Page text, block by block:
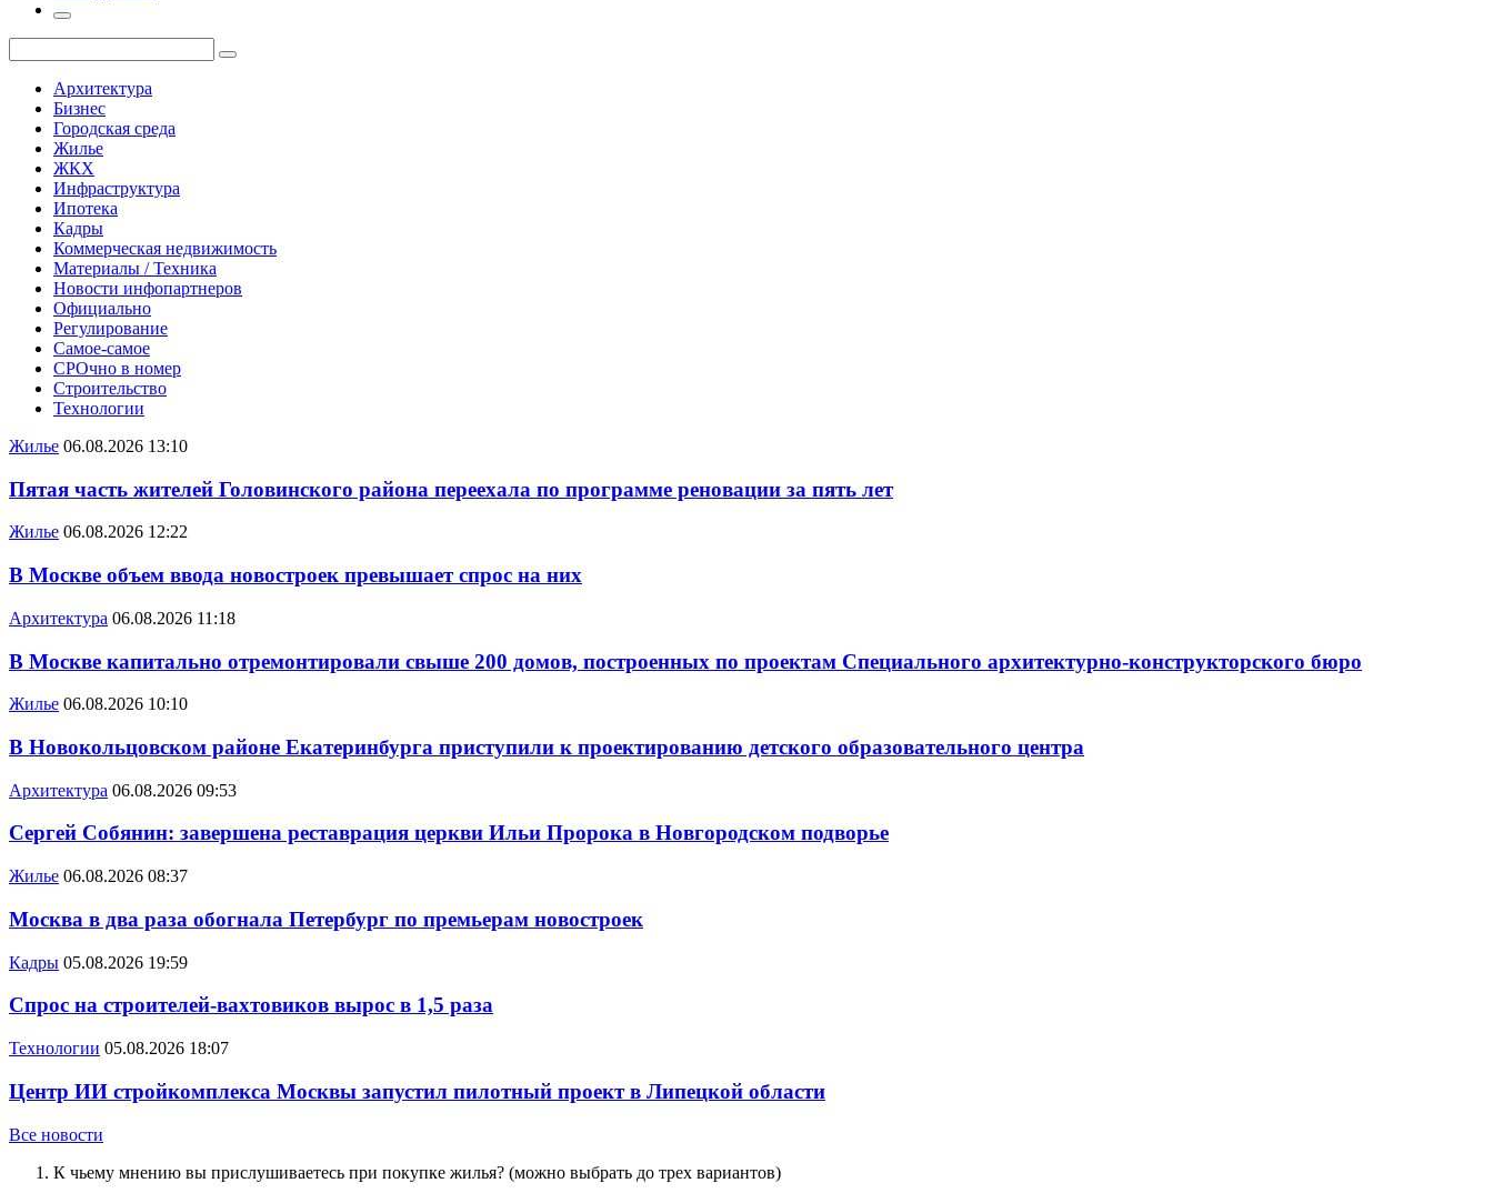
Архитектура
Бизнес
Городская среда
Жилье
ЖКХ
Инфраструктура
Ипотека
Кадры
Коммерческая недвижимость
Материалы / Техника
Новости инфопартнеров
Официально
Регулирование
Самое-самое
СРОчно в номер
Строительство
Технологии
Жилье 06.08.2026 13:10
Пятая часть жителей Головинского района переехала по программе реновации за пять лет
Жилье 06.08.2026 12:22
В Москве объем ввода новостроек превышает спрос на них
Архитектура 06.08.2026 11:18
В Москве капитально отремонтировали свыше 200 домов, построенных по проектам Специального архитектурно-конструкторского бюро
Жилье 06.08.2026 10:10
В Новокольцовском районе Екатеринбурга приступили к проектированию детского образовательного центра
Архитектура 06.08.2026 09:53
Сергей Собянин: завершена реставрация церкви Ильи Пророка в Новгородском подворье
Жилье 06.08.2026 08:37
Москва в два раза обогнала Петербург по премьерам новостроек
Кадры 05.08.2026 19:59
Спрос на строителей-вахтовиков вырос в 1,5 раза
Технологии 05.08.2026 18:07
Центр ИИ стройкомплекса Москвы запустил пилотный проект в Липецкой области
Все новости
К чьему мнению вы прислушиваетесь при покупке жилья? (можно выбрать до трех вариантов)